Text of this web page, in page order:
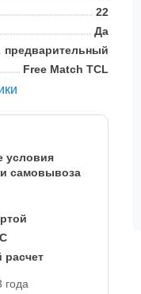
22
Да
предварительный
Free Match TCL
условия
самовывоза
расчет
года